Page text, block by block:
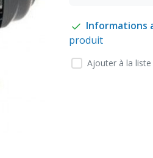
Informations
produit
Ajouter à la